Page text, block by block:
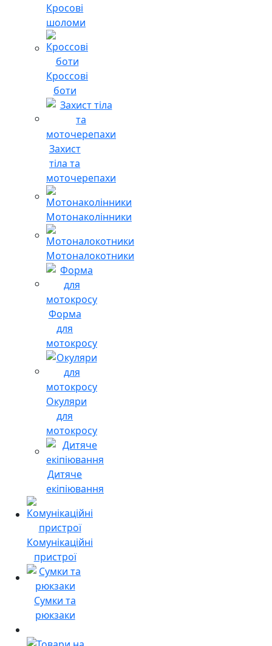
Кросові
шоломи
Кроссові
боти
Захист
тіла та
моточерепахи
Мотонаколінники
Мотоналокотники
Форма
для
мотокросу
Окуляри
для
мотокросу
Дитяче
екіпіювання
Комунікаційні
пристрої
Сумки та
рюкзаки